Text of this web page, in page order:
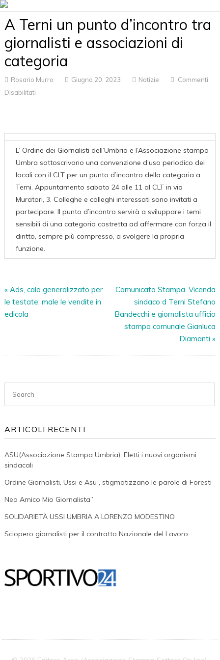
A Terni un punto d’incontro tra
giornalisti e associazioni di
categoria
Rosario Murro Giugno 20, 2023 Notizie
Commenti
Disabilitati
Punto
Associazioni
Di
L’ Ordine dei Giornalisti dell’Umbria e l’Associazione stampa
Umbra sottoscrivono una convenzione d’uso periodico dei
locali con il CLT per un punto d’incontro della categoria a
Terni. Appuntamento sabato 24 alle 11 al CLT in via
Muratori, 3. Colleghe e colleghi interessati sono invitati a
partecipare. Il punto d’incontro servirà a sviluppare i temi
sensibili di una categoria costretta ad affermare con forza il
diritto, sempre più compresso, a svolgere la propria
funzione.
« Ads, calo generalizzato per
le testate: male le vendite in
edicola
Comunicato Stampa. Vicenda
sindaco d Terni Stefano
Bandecchi e giornalista ufficio
stampa comunale Gianluca
Diamanti »
ARTICOLI RECENTI
ASU(Associazione Stampa Umbria): Eletti i nuovi organismi
sindacali
Ordine Giornalisti, Ussi e Asu , stigmatizzano le parole di Foresti
Neo Amico Mio Giornalista”
SOLIDARIETÀ USSI UMBRIA A LORENZO MODESTINO
Sciopero giornalisti per il contratto Nazionale del Lavoro